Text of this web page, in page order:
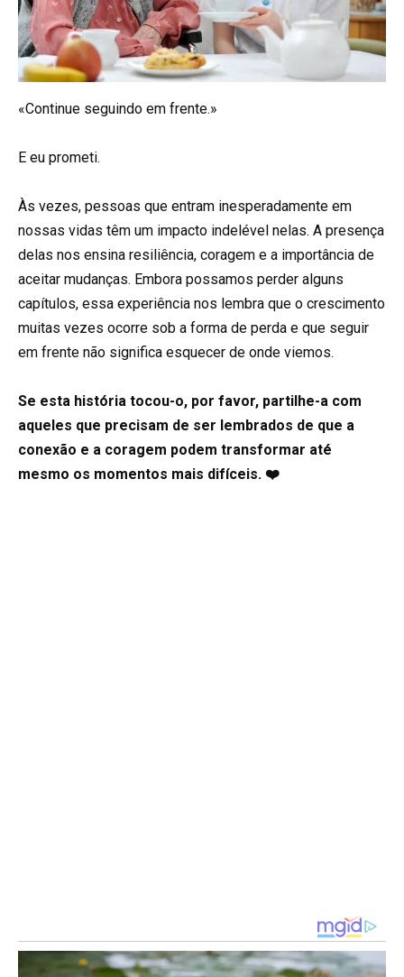
«Continue seguindo em frente.»
E eu prometi.
Às vezes, pessoas que entram inesperadamente em
nossas vidas têm um impacto indelével nelas. A presença
delas nos ensina resiliência, coragem e a importância de
aceitar mudanças. Embora possamos perder alguns
capítulos, essa experiência nos lembra que o crescimento
muitas vezes ocorre sob a forma de perda e que seguir
em frente não significa esquecer de onde viemos.
Se esta história tocou-o, por favor, partilhe-a com
aqueles que precisam de ser lembrados de que a
conexão e a coragem podem transformar até
mesmo os momentos mais difíceis. ❤️